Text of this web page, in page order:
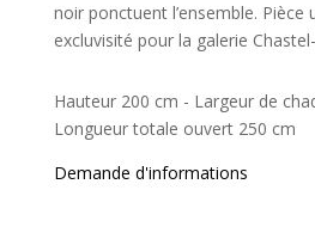
noir ponctuent l’ensemble. Pièce
excluvisité pour la galerie
Hauteur 200 cm - Largeur de
Longueur totale ouvert 250 cm
Demande d'informations